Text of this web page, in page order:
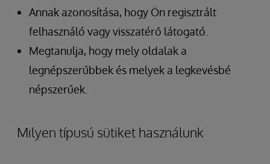
Annak azonosítása, hogy Ön regisztrált
felhasználó vagy visszatérő látogató.
Megtanulja, hogy mely oldalak a
legnépszerűbbek és melyek a legkevésbé
népszerűek.
Milyen típusú sütiket használunk